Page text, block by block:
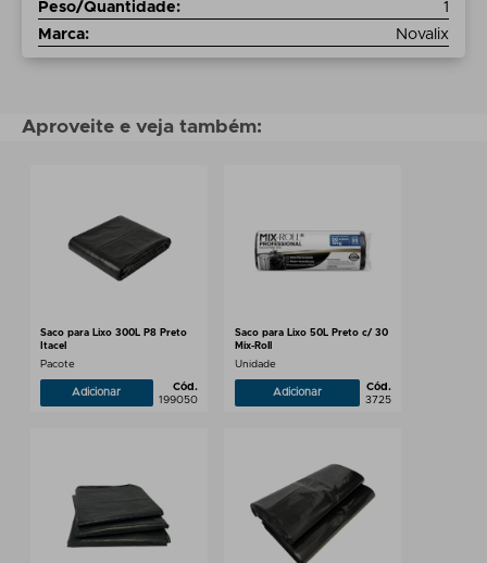
Peso/Quantidade:
1
Marca: Novalix
Aproveite e veja também:
Saco para Lixo 300L P8 Preto
Itacel
Pacote
Adicionar
Cód.
199050
Saco para Lixo 50L Preto c/ 30
Mix-Roll
Unidade
Adicionar
Cód.
3725